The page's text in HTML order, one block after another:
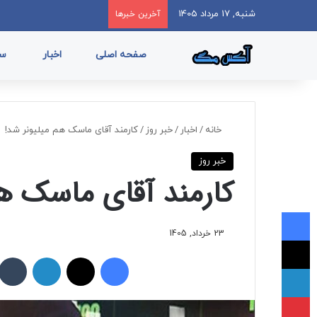
شنبه, 17 مرداد 1405 آخرین خبرها
صفحه اصلی اخبار
خانه / اخبار /خبر روز /کارمند آقای ماسک هم میلیونر شد!
خبر روز
کارمند آقای ماسک
23 خرداد, 1405
ایکس
پینتریست